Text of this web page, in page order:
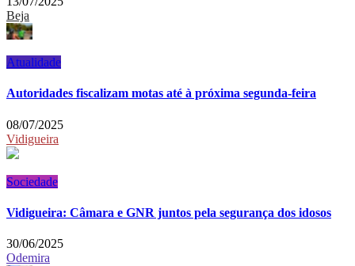
Beja
Atualidade
Autoridades fiscalizam motas até à próxima segunda-feira
08/07/2025
Vidigueira
Sociedade
Vidigueira: Câmara e GNR juntos pela segurança dos idosos
30/06/2025
Odemira